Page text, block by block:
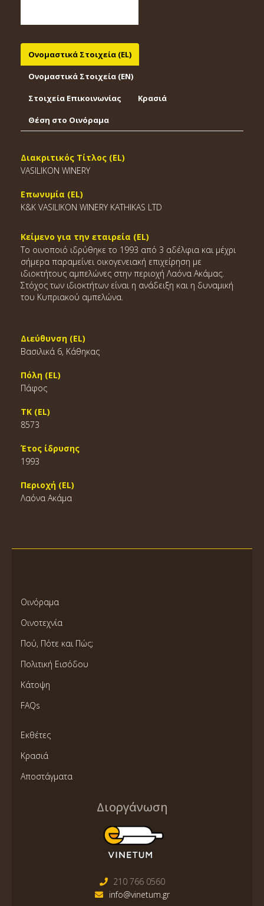
Ονομαστικά Στοιχεία (EL)
Ονομαστικά Στοιχεία (EΝ)
Στοιχεία Επικοινωνίας Κρασιά
Θέση στο Οινόραμα
Διακριτικός Τίτλος (EL)
VASILIKON WINERY
Επωνυμία (EL)
K&K VASILIKON WINERY KATHIKAS LTD
Κείμενο για την εταιρεία (EL)
Το οινοποιό ιδρύθηκε το 1993 από 3 αδέλφια και μέχρι
σήμερα παραμείνει οικογενειακή επιχείρηση με
ιδιοκτήτους αμπελώνες στην περιοχή Λαόνα Ακάμας.
Στόχος των ιδιοκτήτων είναι η ανάδειξη και η δυναμική
του Κυπριακού αμπελώνα.
Διεύθυνση (EL)
Βασιλικά 6, Κάθηκας
Πόλη (EL)
Πάφος
ΤΚ (EL)
8573
Έτος ίδρυσης
1993
Περιοχή (EL)
Λαόνα Ακάμα
Οινόραμα
Οινοτεχνία
Πού, Πότε και Πώς;
Πολιτική Εισόδου
Κάτοψη
FAQs
Εκθέτες
Κρασιά
Αποστάγματα
Διοργάνωση
210 766 0560
info@vinetum.gr